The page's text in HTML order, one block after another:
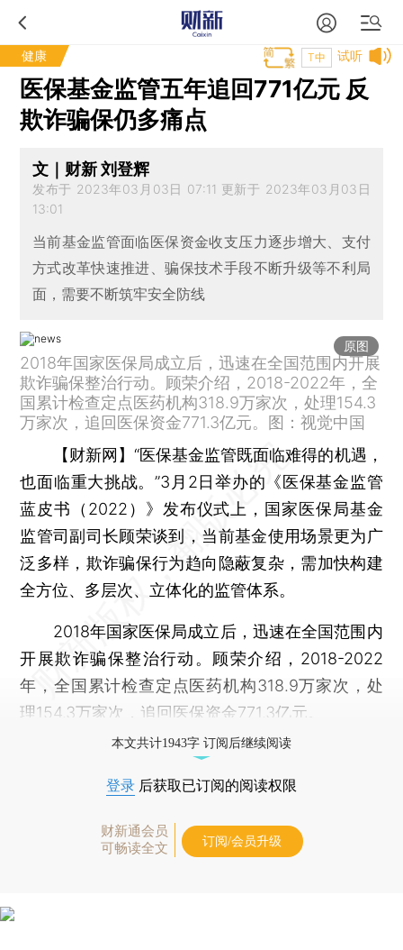
健康 试听
T中
医保基金监管五年追回771亿元 反
欺诈骗保仍多痛点
文｜财新 刘登辉
发布于 2023年03月03日 07:11 更新于 2023年03月03日
13:01
当前基金监管面临医保资金收支压力逐步增大、支付
方式改革快速推进、骗保技术手段不断升级等不利局
面，需要不断筑牢安全防线
原图
2018年国家医保局成立后，迅速在全国范围内开展
欺诈骗保整治行动。顾荣介绍，2018-2022年，全
国累计检查定点医药机构318.9万家次，处理154.3
万家次，追回医保资金771.3亿元。图：视觉中国
【财新网】 “医保基金监管既面临难得的机遇，
也面临重大挑战。”3月2日举办的《医保基金监管
蓝皮书（2022）》发布仪式上，国家医保局基金
监管司副司长顾荣谈到，当前基金使用场景更为广
泛多样，欺诈骗保行为趋向隐蔽复杂，需加快构建
全方位、多层次、立体化的监管体系。
2018年国家医保局成立后，迅速在全国范围内
开展欺诈骗保整治行动。顾荣介绍，2018-2022
年，全国累计检查定点医药机构318.9万家次，处
理154.3万家次，追回医保资金771.3亿元。
本文共计1943字 订阅后继续阅读
登录 后获取已订阅的阅读权限
财新通会员
可畅读全文
订阅/会员升级